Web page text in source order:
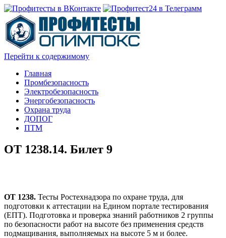
Перейти к содержимому
Главная
Промбезопасность
Электробезопасность
Энергобезопасность
Охрана труда
ДОПОГ
ПТМ
ОТ 1238.14. Билет 9
ОТ 1238. Тесты Ростехнадзора по охране труда, для
подготовки к аттестации на Едином портале тестирования
(ЕПТ). Подготовка и проверка знаний работников 2 группы
по безопасности работ на высоте без применения средств
подмащивания, выполняемых на высоте 5 м и более.